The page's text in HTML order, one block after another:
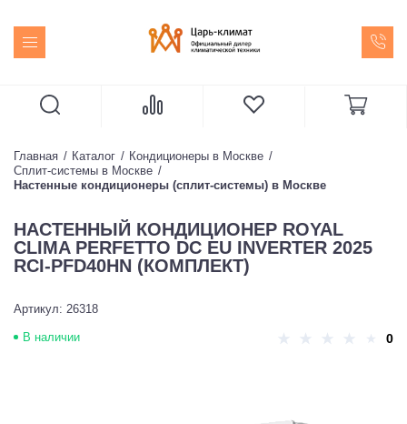
Главная Каталог
Кондиционеры в Москве
Сплит-системы в Москве
Настенные кондиционеры (сплит-системы) в Москве
НАСТЕННЫЙ КОНДИЦИОНЕР ROYAL
CLIMA PERFETTO DC EU INVERTER 2025
RCI-PFD40HN (КОМПЛЕКТ)
Артикул: 26318
В наличии 0